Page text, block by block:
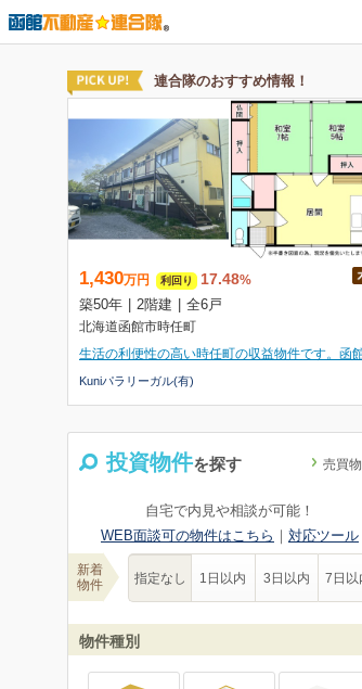
投資物件を探す 売買
自宅で内見や相談が可能！
WEB面談可の物件はこちら ｜ 対応ツール
新着
物件
指定なし 1日以内 3日以内 7日以
物件種別